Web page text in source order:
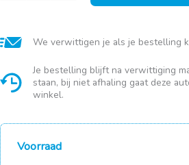
(13x7x17cm)We verwittigen je als je bestelling
Je bestelling blijft na verwittiging
staan, bij niet afhaling gaat deze
winkel.
Voorraad